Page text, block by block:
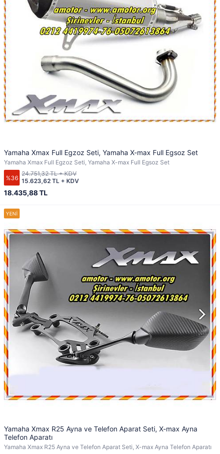
Yamaha Xmax Full Egzoz Seti, Yamaha X-max Full Egsoz Set
Yamaha Xmax Full Egzoz Seti, Yamaha X-max Full Egsoz Set
%36
18.435,88 TL
15.623,62 TL + KDV
24.751,32 TL + KDV
Yamaha Xmax R25 Ayna ve Telefon Aparat Seti, X-max Ayna
Telefon Aparatı
Yamaha Xmax R25 Ayna ve Telefon Aparat Seti, X-max Ayna Telefon Aparatı